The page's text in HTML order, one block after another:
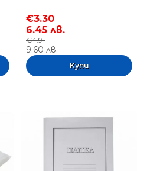
€3.30
6.45 лв.
€4.91
9.60 лв.